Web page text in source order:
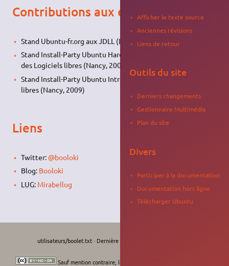
Contributions aux événements
Stand Ubuntu-fr.org aux JDLL (Lyon, 2007)
Stand Install-Party Ubuntu Hardy à la journée de découverte
des Logiciels libres (Nancy, 2008)
Stand Install-Party Ubuntu Intrepid à la journée Logiciels
libres (Nancy, 2009)
Liens
Twitter: @booloki
Blog: Booloki
LUG: Mirabellug
utilisateurs/boolet.txt· Dernière modification :
Sauf mention contraire, le contenu de ce wiki est placé sous les
Afficher le texte source
Anciennes révisions
Liens de retour
Outils du site
Derniers changements
Gestionnaire Multimédia
Plan du site
Divers
Participer à la documentation
Documentation hors ligne
Télécharger Ubuntu